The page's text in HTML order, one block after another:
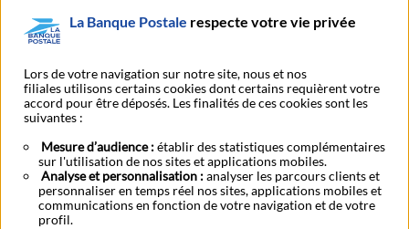
Protection des Données à Caractère PersonnelFiliales et partenaires
CookiesGestion des cookiesActualiser vos informations
Contestation et réclamation Coordonnées Centres Financiers
Alertes fraudes et points de vigilance Actualités réglementaires CGU
Aide navigateur et systèmes d'exploitation
Vider le cache de votre navigateurLexique Aide et accessibilité
Accessibilité – Partiellement conforme Espace candidature
BFI - Banque de Financement et d'Investissement
La Banque Postale respecte votre vie privée
Lors de votre navigation sur notre site, nous et nos
filiales utilisons certains cookies dont certains requièrent votre
accord pour être déposés. Les finalités de ces cookies sont les
suivantes :
Mesure d’audience :établir des statistiques complémentaires
sur l'utilisation de nos sites et applications mobiles.
Analyse et personnalisation :analyser les parcours clients et
personnaliser en temps réel nos sites, applications mobiles et
communications en fonction de votre navigation et de votre
profil.